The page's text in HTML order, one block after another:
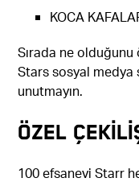
KOCA
Sırada ne
Stars sosyal medya
unutmayın.
ÖZEL
100 efsanevi Starr